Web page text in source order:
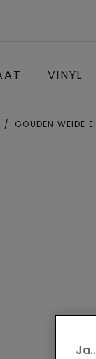
VINYL
GOUDEN WEIDE